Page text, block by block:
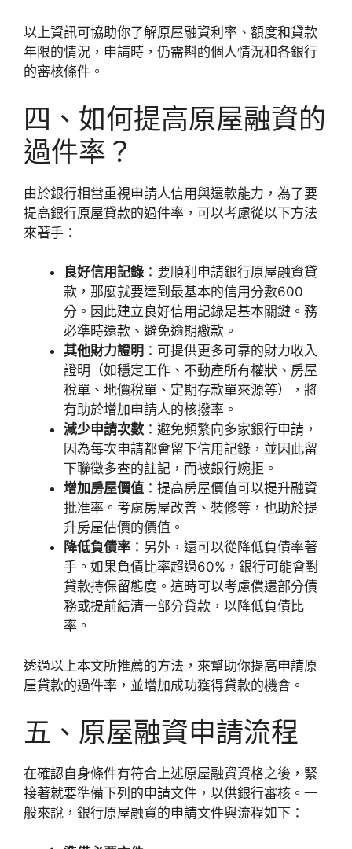
以上資訊可協助你了解原屋融資利率、額度和貸款
年限的情況，申請時，仍需斟酌個人情況和各銀行
的審核條件。
四、如何提高原屋融資的
過件率？
由於銀行相當重視申請人信用與還款能力，為了要
提高銀行原屋貸款的過件率，可以考慮從以下方法
來著手：
良好信用記錄 ：要順利申請銀行原屋融資貸
款，那麼就要達到最基本的信用分數600
分。因此建立良好信用記錄是基本關鍵。務
必準時還款、避免逾期繳款。
其他財力證明 ：可提供更多可靠的財力收入
證明（如穩定工作、不動產所有權狀、房屋
稅單、地價稅單、定期存款單來源等），將
有助於增加申請人的核撥率。
減少申請次數 ：避免頻繁向多家銀行申請，
因為每次申請都會留下信用記錄，並因此留
下聯徵多查的註記，而被銀行婉拒。
增加房屋價值 ：提高房屋價值可以提升融資
批准率。考慮房屋改善、裝修等，也助於提
升房屋估價的價值。
降低負債率 ：另外，還可以從降低負債率著
手。如果負債比率超過60%，銀行可能會對
貸款持保留態度。這時可以考慮償還部分債
務或提前結清一部分貸款，以降低負債比
率。
透過以上本文所推薦的方法，來幫助你提高申請原
屋貸款的過件率，並增加成功獲得貸款的機會。
五、原屋融資申請流程
在確認自身條件有符合上述原屋融資資格之後，緊
接著就要準備下列的申請文件，以供銀行審核。一
般來說，銀行原屋融資的申請文件與流程如下：